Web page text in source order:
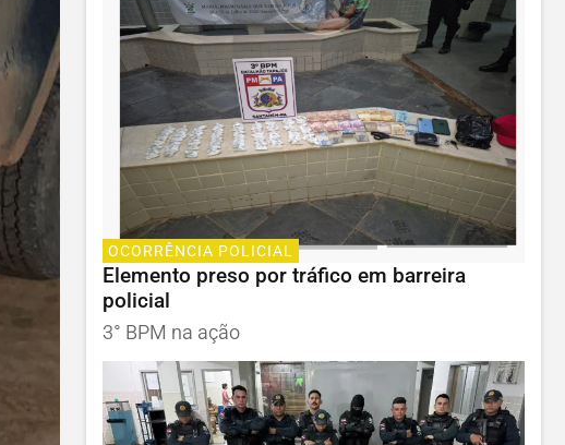
OCORRÊNCIA POLICIAL
Elemento preso por tráfico em barreira
policial
3° BPM na ação